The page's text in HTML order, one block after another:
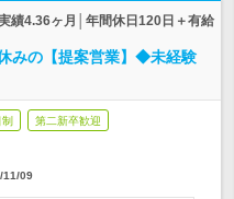
績4.36ヶ月│年間休日120日＋有給
みの【提案営業】◆未経験
第二新卒歓迎
11/09